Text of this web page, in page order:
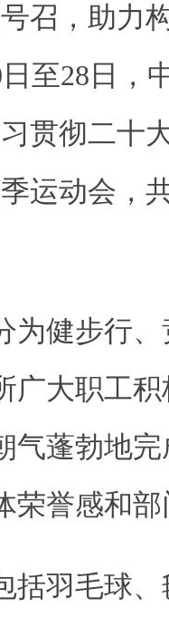
召，助力
至28日，
贯彻二十
运动会，
为健步行
广大职工
气蓬勃地
荣誉感和
括羽毛球